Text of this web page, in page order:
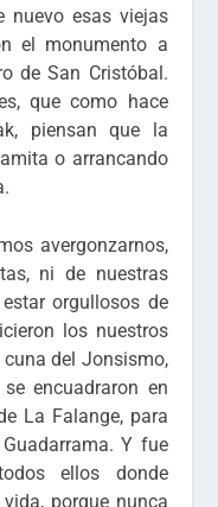
nuevo esas viejas
el monumento a
de San Cristóbal.
que como hace
piensan que la
o arrancando
avergonzarnos,
ni de nuestras
orgullosos de
los nuestros
del Jonsismo,
encuadraron en
La Falange, para
Y fue
ellos donde
vida, porque nunca